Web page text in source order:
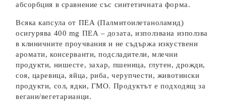
абсорбция в сравнение със синтетичната форма.
Всяка капсула от ПЕА (Палмитоилетаноламид)
осигурява 400 mg ПЕА – дозата, използвана използва
в клиничните проучвания и не съдържа изкуствени
аромати, консерванти, подсладители, млечни
продукти, нишесте, захар, пшеница, глутен, дрожди,
соя, царевица, яйца, риба, черупчести, животински
продукти, сол, ядки, ГМО. Продуктът е подходящ за
вегани/вегетарианци.